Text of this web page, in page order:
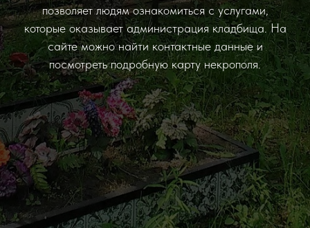
позволяет людям ознакомиться с услугами,
которые оказывает администрация кладбища. На
сайте можно найти контактные данные и
посмотреть подробную карту некрополя.